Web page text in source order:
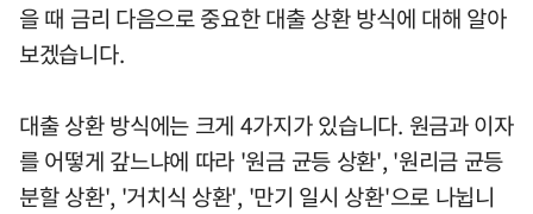
을 때 금리 다음으로 중요한 대출 상환 방식에 대해 알아
보겠습니다.
대출 상환 방식에는 크게 4가지가 있습니다. 원금과 이자
를 어떻게 갚느냐에 따라 '원금 균등 상환', '원리금 균등
분할 상환', '거치식 상환', '만기 일시 상환'으로 나뉩니